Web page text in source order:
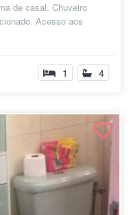
de casal. Chuveiro
Acesso aos
1 4